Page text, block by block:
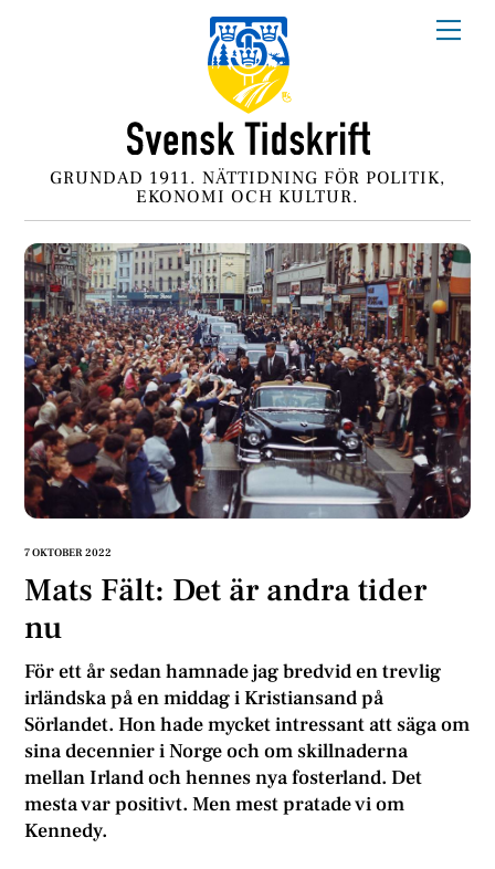
GRUNDAD 1911. NÄTTIDNING FÖR POLITIK,
EKONOMI OCH KULTUR.
7 OKTOBER 2022
Mats Fält: Det är andra tider
nu
För ett år sedan hamnade jag bredvid en trevlig
irländska på en middag i Kristiansand på
Sörlandet. Hon hade mycket intressant att säga om
sina decennier i Norge och om skillnaderna
mellan Irland och hennes nya fosterland. Det
mesta var positivt. Men mest pratade vi om
Kennedy.